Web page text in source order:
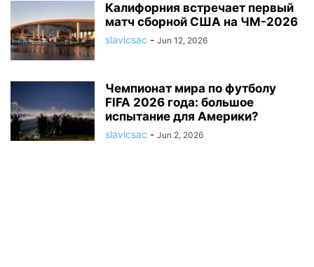
Калифорния встречает первый
матч сборной США на ЧМ-2026
slavicsac - Jun 12, 2026
Чемпионат мира по футболу
FIFA 2026 года: большое
испытание для Америки?
slavicsac - Jun 2, 2026